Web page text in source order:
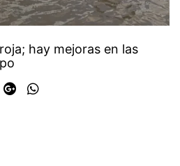
hay mejoras en las